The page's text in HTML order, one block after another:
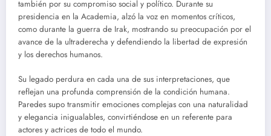
también por su compromiso social y político. Durante su
presidencia en la Academia, alzó la voz en momentos críticos,
como durante la guerra de Irak, mostrando su preocupación por el
avance de la ultraderecha y defendiendo la libertad de expresión
y los derechos humanos.
Su legado perdura en cada una de sus interpretaciones, que
reflejan una profunda comprensión de la condición humana.
Paredes supo transmitir emociones complejas con una naturalidad
y elegancia inigualables, convirtiéndose en un referente para
actores y actrices de todo el mundo.